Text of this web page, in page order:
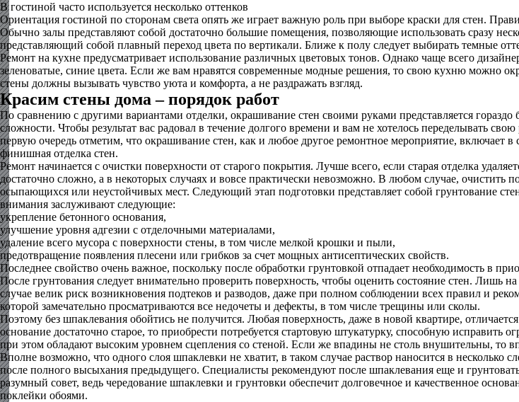
В гостиной часто используется несколько оттенков
Ориентация гостиной по сторонам света опять же играет важную роль при выборе краски для стен.
Обычно залы представляют собой достаточно большие помещения, позволяющие использовать сразу
представляющий собой плавный переход цвета по вертикали. Ближе к полу следует выбирать темные
Ремонт на кухне предусматривает использование различных цветовых тонов. Однако чаще всего
зеленоватые, синие цвета. Если же вам нравятся современные модные решения, то свою кухню можно
стены должны вызывать чувство уюта и комфорта, а не раздражать взгляд.
Красим стены дома – порядок работ
По сравнению с другими вариантами отделки, окрашивание стен своими руками представляется
сложности. Чтобы результат вас радовал в течение долгого времени и вам не хотелось переделывать
первую очередь отметим, что окрашивание стен, как и любое другое ремонтное мероприятие, включает в
финишная отделка стен.
Ремонт начинается с очистки поверхности от старого покрытия. Лучше всего, если старая отделка
достаточно сложно, а в некоторых случаях и вовсе практически невозможно. В любом случае, очистить
осыпающихся или неустойчивых мест. Следующий этап подготовки представляет собой грунтование
внимания заслуживают следующие:
укрепление бетонного основания,
улучшение уровня адгезии с отделочными материалами,
удаление всего мусора с поверхности стены, в том числе мелкой крошки и пыли,
предотвращение появления плесени или грибков за счет мощных антисептических свойств.
Последнее свойство очень важное, поскольку после обработки грунтовкой отпадает необходимость в
После грунтования следует внимательно проверить поверхность, чтобы оценить состояние стен. Лишь
случае велик риск возникновения подтеков и разводов, даже при полном соблюдении всех правил и
которой замечательно просматриваются все недочеты и дефекты, в том числе трещины или сколы.
Поэтому без шпаклевания обойтись не получится. Любая поверхность, даже в новой квартире,
основание достаточно старое, то приобрести потребуется стартовую штукатурку, способную
при этом обладают высоким уровнем сцепления со стеной. Если же впадины не столь внушительны, то
Вполне возможно, что одного слоя шпаклевки не хватит, в таком случае раствор наносится в
после полного высыхания предыдущего. Специалисты рекомендуют после шпаклевания еще и
разумный совет, ведь чередование шпаклевки и грунтовки обеспечит долговечное и качественное
поклейки обоями.